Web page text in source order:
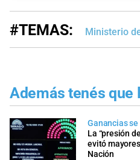
#TEMAS: Ministerio
Además tenés que
Ganancias
La “presión
evitó
Nación